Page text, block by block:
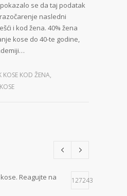
se da taj podatak
nasledni
i kod žena. 40% žena
kose do 40-te godine,
KOSE KOD ŽENA,
Reagujte na
127243